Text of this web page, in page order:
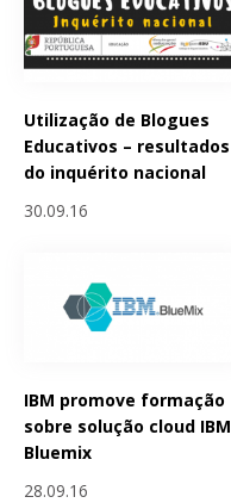
Utilização de Blogues
Educativos – resultados
do inquérito nacional
30.09.16
IBM promove formação
sobre solução cloud IBM
Bluemix
28.09.16